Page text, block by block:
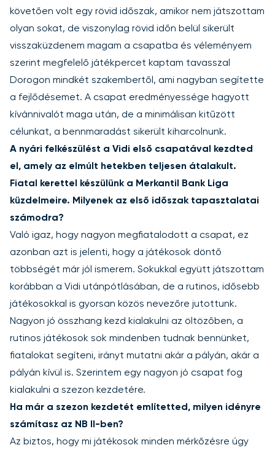
követően volt egy rövid időszak, amikor nem játszottam
olyan sokat, de viszonylag rövid időn belül sikerült
visszaküzdenem magam a csapatba és véleményem
szerint megfelelő játékpercet kaptam tavasszal
Dorogon mindkét szakembertől, ami nagyban segítette
a fejlődésemet. A csapat eredményessége hagyott
kívánnivalót maga után, de a minimálisan kitűzött
célunkat, a bennmaradást sikerült kiharcolnunk.
A nyári felkészülést a Vidi első csapatával kezdted
el, amely az elmúlt hetekben teljesen átalakult.
Fiatal kerettel készülünk a Merkantil Bank Liga
küzdelmeire. Milyenek az első időszak tapasztalatai
számodra?
Való igaz, hogy nagyon megfiatalodott a csapat, ez
azonban azt is jelenti, hogy a játékosok döntő
többségét már jól ismerem. Sokukkal együtt játszottam
korábban a Vidi utánpótlásában, de a rutinos, idősebb
játékosokkal is gyorsan közös nevezőre jutottunk.
Nagyon jó összhang kezd kialakulni az öltözőben, a
rutinos játékosok sok mindenben tudnak bennünket,
fiatalokat segíteni, irányt mutatni akár a pályán, akár a
pályán kívül is. Szerintem egy nagyon jó csapat fog
kialakulni a szezon kezdetére.
Ha már a szezon kezdetét említetted, milyen idényre
számítasz az NB II-ben?
Az biztos, hogy mi játékosok minden mérkőzésre úgy